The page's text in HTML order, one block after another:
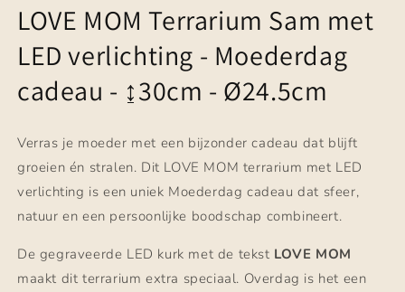
LOVE MOM Terrarium Sam met
LED verlichting - Moederdag
cadeau - ↨30cm - Ø24.5cm
Verras je moeder met een bijzonder cadeau dat blijft
groeien én stralen. Dit LOVE MOM terrarium met LED
verlichting is een uniek Moederdag cadeau dat sfeer,
natuur en een persoonlijke boodschap combineert.
De gegraveerde LED kurk met de tekst LOVE MOM
maakt dit terrarium extra speciaal. Overdag is het een